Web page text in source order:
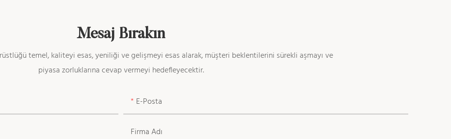
Mesaj Bırakın
temel, kaliteyi esas, yeniliği ve gelişmeyi esas alarak, müşteri beklentilerini sürekli aşmayı ve
piyasa zorluklarına cevap vermeyi hedefleyecektir.
E-Posta
Firma Adı